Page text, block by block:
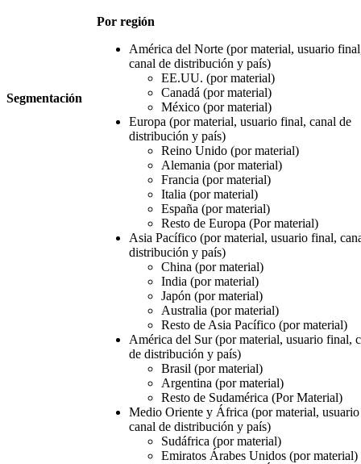
Segmentación
Por región
América del Norte (por material, usuario
canal de distribución y país)
EE.UU. (por material)
Canadá (por material)
México (por material)
Europa (por material, usuario final, canal de
distribución y país)
Reino Unido (por material)
Alemania (por material)
Francia (por material)
Italia (por material)
España (por material)
Resto de Europa (Por material)
Asia Pacífico (por material, usuario final,
distribución y país)
China (por material)
India (por material)
Japón (por material)
Australia (por material)
Resto de Asia Pacífico (por material)
América del Sur (por material, usuario final,
de distribución y país)
Brasil (por material)
Argentina (por material)
Resto de Sudamérica (Por Material)
Medio Oriente y África (por material,
canal de distribución y país)
Sudáfrica (por material)
Emiratos Árabes Unidos (por material)